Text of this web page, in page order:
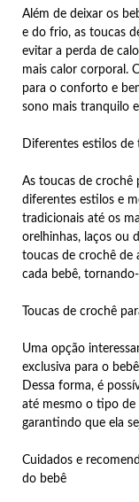
Além de deixar os
e do frio, as toucas
evitar a perda de
mais calor corporal.
para o conforto e
sono mais tranquilo
Diferentes estilos de
As toucas de crochê
diferentes estilos e
tradicionais até os
orelhinhas, laços ou
toucas de crochê de
cada bebê,
Toucas de crochê
Uma opção
exclusiva para o
Dessa forma, é
até mesmo o tipo
garantindo que ela
Cuidados e
do bebê